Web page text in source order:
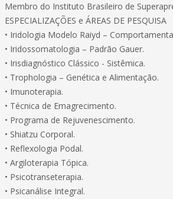
Membro do Instituto Brasileiro de
ESPECIALIZAÇÕES e ÁREAS DE PESQUISA
• Iridologia Modelo Raiyd –
• Iridossomatologia – Padrão Gauer.
• Irisdiagnóstico Clássico - Sistêmica.
• Trophologia – Genética e Alimentação.
• Imunoterapia.
• Técnica de Emagrecimento.
• Programa de Rejuvenescimento.
• Shiatzu Corporal.
• Reflexologia Podal.
• Argiloterapia Tópica.
• Psicotranseterapia.
• Psicanálise Integral.